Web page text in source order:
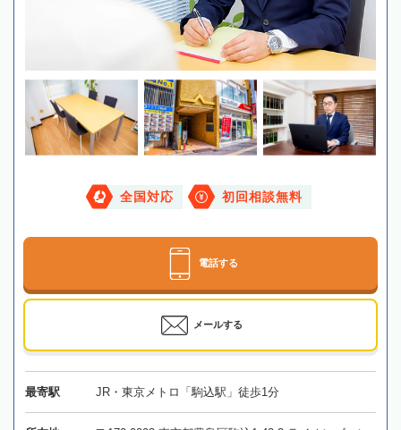
全国対応 初回相談無料
電話する
メールする
最寄駅 JR・東京メトロ「駒込駅」徒歩1分